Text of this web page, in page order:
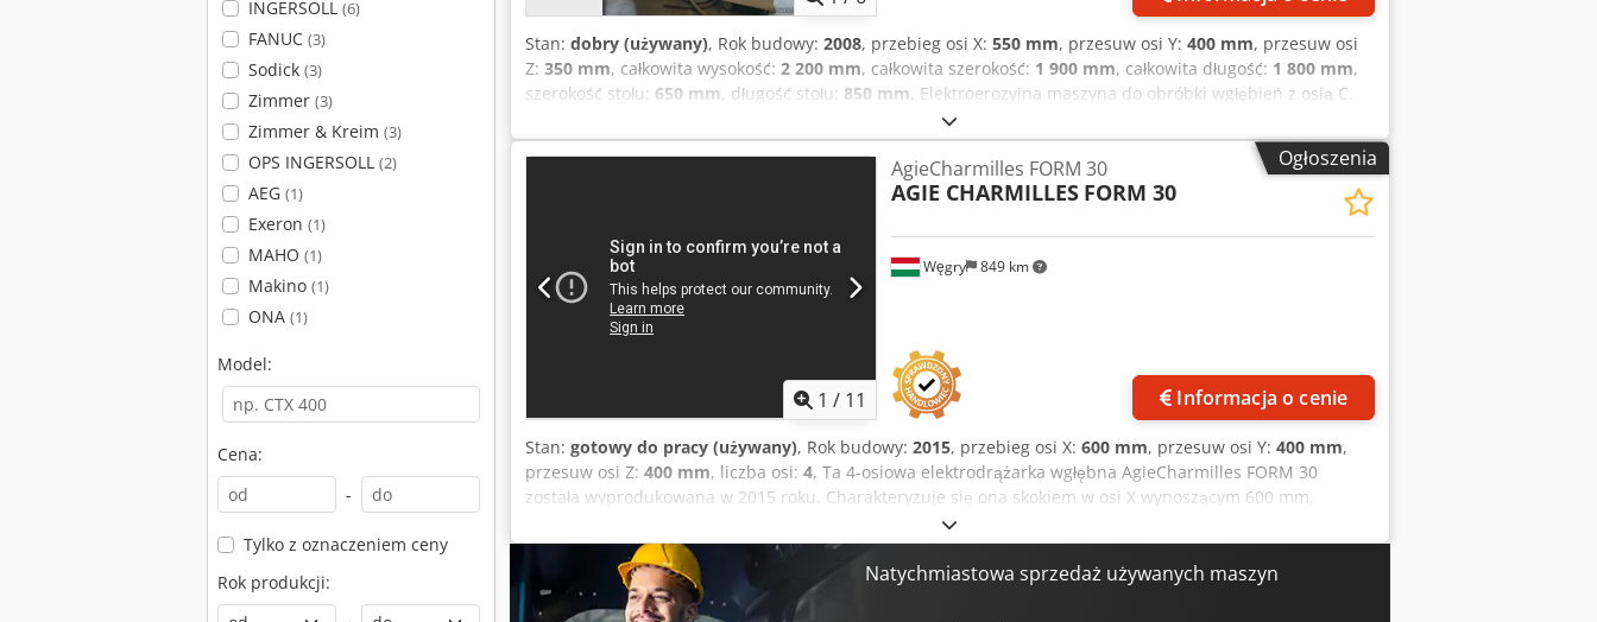
INGERSOLL (6)
FANUC (3)
Sodick (3)
Zimmer (3)
Zimmer & Kreim (3)
OPS INGERSOLL (2)
AEG (1)
Exeron (1)
MAHO (1)
Makino (1)
ONA (1)
Model:
Cena:
-
Tylko z oznaczeniem ceny
Rok produkcji:
Stan: dobry (używany), Rok budowy: 2008, przebieg osi X: 550 mm, przesuw osi Y: 400 mm, przesuw osi
Z: 350 mm, całkowita wysokość: 2 200 mm, całkowita szerokość: 1 900 mm, całkowita długość: 1 800 mm,
szerokość stołu: 650 mm, długość stołu: 850 mm, Elektroerozyjna maszyna do obróbki wgłębień z osią C.
Ogłoszenia
1 / 11
Węgry 849 km
AgieCharmilles FORM 30
AGIE CHARMILLES FORM 30
Informacja o cenie
Stan: gotowy do pracy (używany), Rok budowy: 2015, przebieg osi X: 600 mm, przesuw osi Y: 400 mm,
przesuw osi Z: 400 mm, liczba osi: 4, Ta 4-osiowa elektrodrążarka wgłębna AgieCharmilles FORM 30
została wyprodukowana w 2015 roku. Charakteryzuje się ona skokiem w osi X wynoszącym 600 mm,
skokiem w osi Y wynoszącym 400 mm i skokiem w osi Z wynoszącym 400 mm. Jeśli chcesz uzyskać wysokiej
jakości możliwości kucia matrycowego, rozważ maszynę AgieCharmilles FORM 30, którą mamy na
sprzedaż. Skontaktuj się z nami, aby uzyskać więcej informacji. Dcedsy T R D Hspfx Ahmjk
Natychmiastowa sprzedaż używanych maszyn